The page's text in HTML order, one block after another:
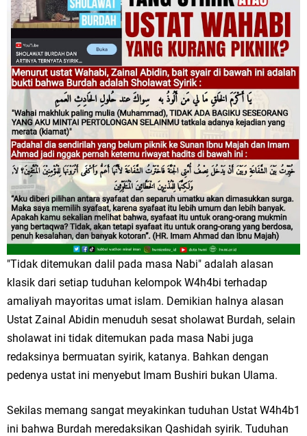
"Tidak ditemukan dalil pada masa Nabi" adalah alasan
klasik dari setiap tuduhan kelompok W4h4bi terhadap
amaliyah mayoritas umat islam. Demikian halnya alasan
Ustat Zainal Abidin menuduh sesat sholawat Burdah, selain
sholawat ini tidak ditemukan pada masa Nabi juga
redaksinya bermuatan syirik, katanya. Bahkan dengan
pedenya ustat ini menyebut Imam Bushiri bukan Ulama.
Sekilas memang sangat meyakinkan tuduhan Ustat W4h4b1
ini bahwa Burdah meredaksikan Qashidah syirik. Tuduhan